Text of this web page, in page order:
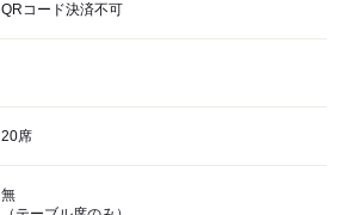
QRコード決済不可
20席
無